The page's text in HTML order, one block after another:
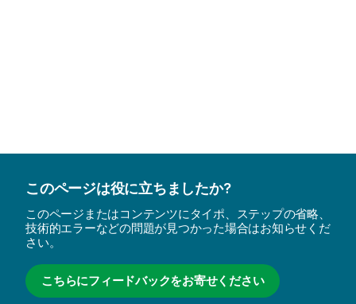
このページは役に立ちましたか?
このページまたはコンテンツにタイポ、ステップの省略、
技術的エラーなどの問題が見つかった場合はお知らせくだ
さい。
こちらにフィードバックをお寄せください